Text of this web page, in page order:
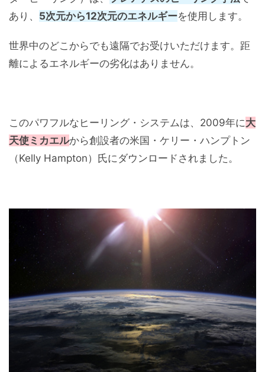
あり、 5次元から12次元のエネルギーを使用します。
世界中のどこからでも遠隔でお受けいただけます。距
離によるエネルギーの劣化はありません。
このパワフルなヒーリング・システムは、2009年に大
天使ミカエルから創設者の米国・ケリー・ハンプトン
（Kelly Hampton）氏にダウンロードされました。